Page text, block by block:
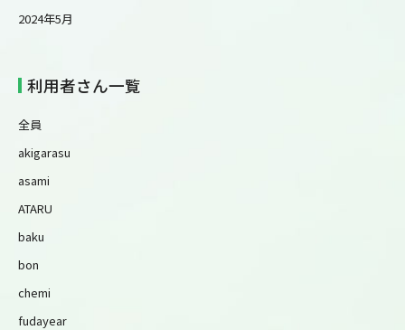
2024年5月
利用者さん一覧
全員
akigarasu
asami
ATARU
baku
bon
chemi
fudayear